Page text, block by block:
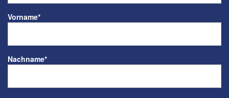
Vorname*
Nachname*